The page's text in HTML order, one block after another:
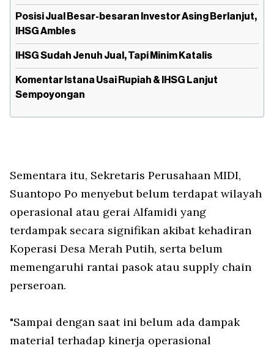
Posisi Jual Besar-besaran Investor Asing Berlanjut,
IHSG Ambles
IHSG Sudah Jenuh Jual, Tapi Minim Katalis
Komentar Istana Usai Rupiah & IHSG Lanjut
Sempoyongan
Sementara itu, Sekretaris Perusahaan MIDI,
Suantopo Po menyebut belum terdapat wilayah
operasional atau gerai Alfamidi yang
terdampak secara signifikan akibat kehadiran
Koperasi Desa Merah Putih, serta belum
memengaruhi rantai pasok atau supply chain
perseroan.
"Sampai dengan saat ini belum ada dampak
material terhadap kinerja operasional